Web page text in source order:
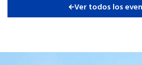
Ver todos los